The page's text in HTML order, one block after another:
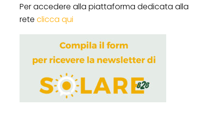
Per accedere alla piattaforma dedicata alla
rete clicca qui